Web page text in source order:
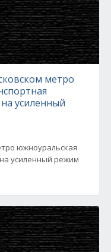
метро
усиленный
южноуральская
усиленный режим